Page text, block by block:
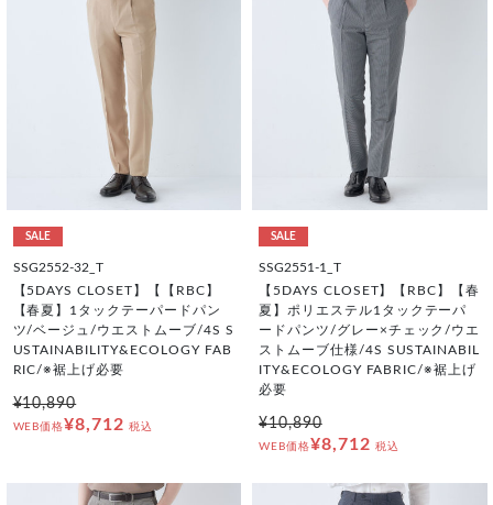
SALE
SSG2552-32_T
【5DAYS CLOSET】【【RBC】
【春夏】1タックテーパードパン
ツ/ベージュ/ウエストムーブ/4S S
USTAINABILITY&ECOLOGY FAB
RIC/※裾上げ必要
¥10,890
WEB価格¥8,712 税込
SALE
SSG2551-1_T
【5DAYS CLOSET】【RBC】【春
夏】ポリエステル1タックテーパ
ードパンツ/グレー×チェック/ウエ
ストムーブ仕様/4S SUSTAINABIL
ITY&ECOLOGY FABRIC/※裾上げ
必要
¥10,890
WEB価格¥8,712 税込